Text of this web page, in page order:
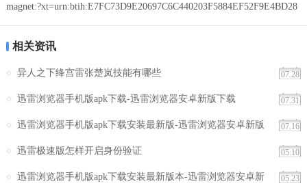
magnet:?xt=urn:btih:E7FC73D9E20697C6C440203F5884EF52F9E4BD28
相关资讯
07.28
异人之下绛宫雷张楚岚技能有哪些
07.31
迅雷浏览器手机版apk下载-迅雷浏览器安卓新版下载
07.16
迅雷浏览器手机版apk下载安装最新版-迅雷浏览器安卓新版
05.10
迅雷极速版怎样开启身份验证
05.23
迅雷浏览器手机版apk下载安装最新版本-迅雷浏览器安卓新